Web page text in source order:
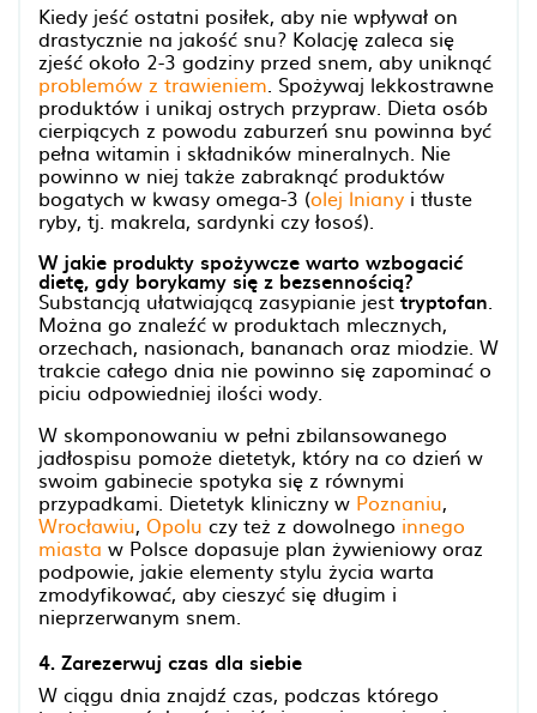
Kiedy jeść ostatni posiłek, aby nie wpływał on
drastycznie na jakość snu? Kolację zaleca się
zjeść około 2-3 godziny przed snem, aby uniknąć
problemów z trawieniem. Spożywaj lekkostrawne
produktów i unikaj ostrych przypraw. Dieta osób
cierpiących z powodu zaburzeń snu powinna być
pełna witamin i składników mineralnych. Nie
powinno w niej także zabraknąć produktów
bogatych w kwasy omega-3 (olej lniany i tłuste
ryby, tj. makrela, sardynki czy łosoś).
W jakie produkty spożywcze warto wzbogacić
dietę, gdy borykamy się z bezsennością?
Substancją ułatwiającą zasypianie jesttryptofan.
Można go znaleźć w produktach mlecznych,
orzechach, nasionach, bananach oraz miodzie. W
trakcie całego dnia nie powinno się zapominać o
piciu odpowiedniej ilości wody.
W skomponowaniu w pełni zbilansowanego
jadłospisu pomoże dietetyk, który na co dzień w
swoim gabinecie spotyka się z równymi
przypadkami. Dietetyk kliniczny w Poznaniu,
Wrocławiu, Opolu czy też z dowolnego innego
miasta w Polsce dopasuje plan żywieniowy oraz
podpowie, jakie elementy stylu życia warta
zmodyfikować, aby cieszyć się długim i
nieprzerwanym snem.
4. Zarezerwuj czas dla siebie
W ciągu dnia znajdź czas, podczas którego